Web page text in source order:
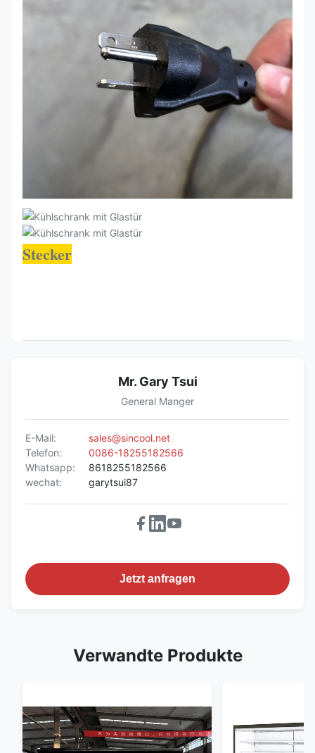
Stecker
Mr. Gary Tsui
General Manger
E-Mail:
sales@sincool.net
Telefon:
0086-18255182566
Whatsapp:
8618255182566
wechat:
garytsui87
Jetzt anfragen
Verwandte Produkte